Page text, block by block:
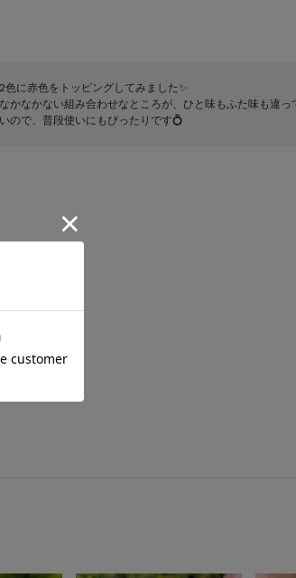
色に赤色をトッピングしてみました✨
かなかない組み合わせなところが、ひと味もふた味も違っ
ので、普段使いにもぴったりです💍